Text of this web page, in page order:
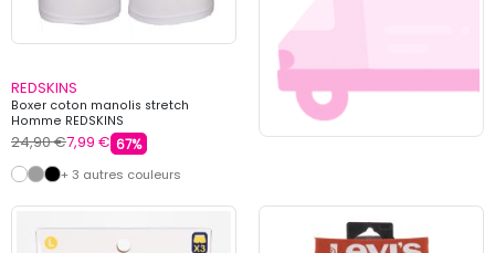
REDSKINS
Boxer coton manolis stretch
Homme REDSKINS
24,90 €7,99 € 67%
+ 3 autres couleurs